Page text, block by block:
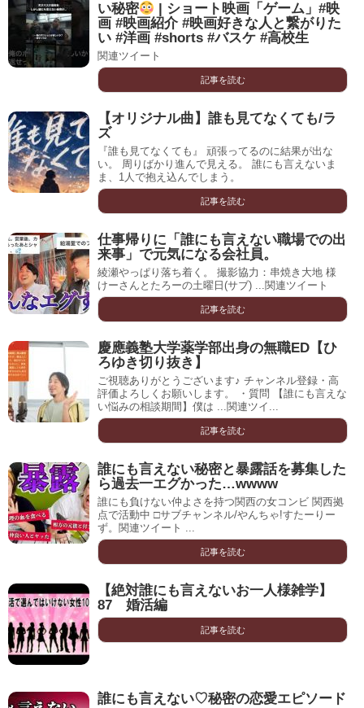
い秘密
| ショート映画「ゲーム」#映
画 #映画紹介 #映画好きな人と繋がりた
い #洋画 #shorts #バスケ #高校生
関連ツイート
記事を読む
【オリジナル曲】誰も見てなくても/ラ
ズ
『誰も見てなくても』 頑張ってるのに結果が出な
い。 周りばかり進んで見える。 誰にも言えないま
ま、1人で抱え込んでしまう。
記事を読む
仕事帰りに「誰にも言えない職場での出
来事」で元気になる会社員。
綾瀬やっぱり落ち着く。 撮影協力：串焼き大地 様
けーさんとたろーの土曜日(サブ) ...関連ツイート
記事を読む
慶應義塾大学薬学部出身の無職ED【ひ
ろゆき切り抜き】
ご視聴ありがとうございます♪ チャンネル登録・高
評価よろしくお願いします。 ・質問 【誰にも言えな
い悩みの相談期間】僕は ...関連ツイ...
記事を読む
誰にも言えない秘密と暴露話を募集した
ら過去一エグかった…wwww
誰にも負けない仲よさを持つ関西の女コンビ 関西拠
点で活動中 □サブチャンネル/やんちゃ!すたーりー
ず。関連ツイート ...
記事を読む
【絶対誰にも言えないお一人様雑学】
87 婚活編
記事を読む
誰にも言えない♡秘密の恋愛エピソード